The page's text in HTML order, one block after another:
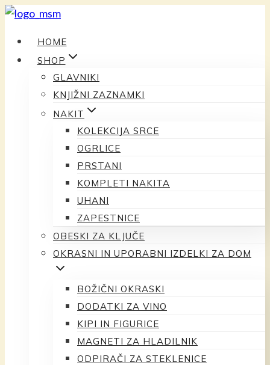
Preskoči
vsebinoHOME
SHOP
GLAVNIKI
KNJIŽNI ZAZNAMKI
NAKIT
KOLEKCIJA SRCE
OGRLICE
PRSTANI
KOMPLETI NAKITA
UHANI
ZAPESTNICE
OBESKI ZA KLJUČE
OKRASNI IN UPORABNI IZDELKI ZA DOM
BOŽIČNI OKRASKI
DODATKI ZA VINO
KIPI IN FIGURICE
MAGNETI ZA HLADILNIK
ODPIRAČI ZA STEKLENICE